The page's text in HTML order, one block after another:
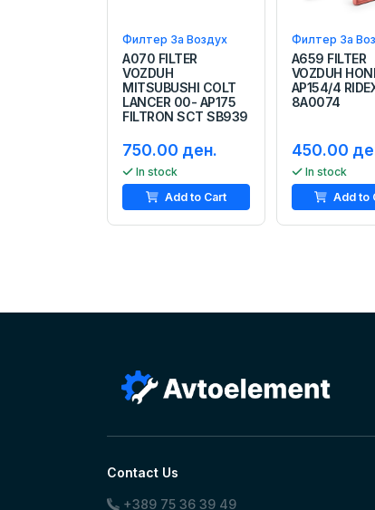
Филтер За Воздух
A070 FILTER
VOZDUH
MITSUBUSHI COLT
LANCER 00- AP175
FILTRON SCT SB939
750.00 ден.
In stock
Add to Cart
Филтер За
A659 FILTER
VOZDUH
AP154/4
8A0074
450.00
In stock
Add to
Contact Us
+389 75 36 39 49